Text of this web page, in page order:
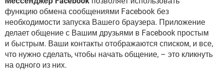
ВИДЕО GOOGLE
YANDEX
функцию обмена сообщениями Facebook без
необходимости запуска Вашего браузера. Приложение
делает общение с Вашим друзьями в Facebook простым
и быстрым. Ваши контакты отображаются списком, и все,
что нужно сделать, чтобы начать общение, – это кликнуть
на одного из них.